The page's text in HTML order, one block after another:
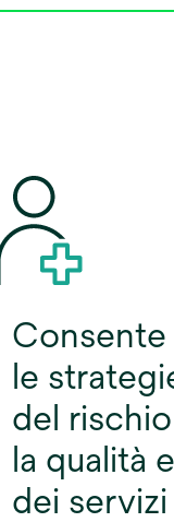
Consente
le
del
la qualità
dei